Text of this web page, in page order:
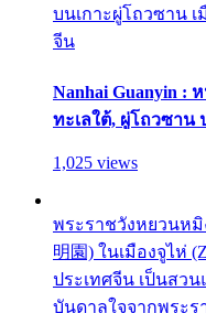
บนเกาะผู่โถวซาน
จีน
Nanhai Guanyin :
ทะเลใต้, ผู่โถวซาน
1,025 views
พระราชวังหยวนหมิง
明園) ในเมืองจูไห่
ประเทศจีน เป็นสว
บันดาลใจจากพระรา